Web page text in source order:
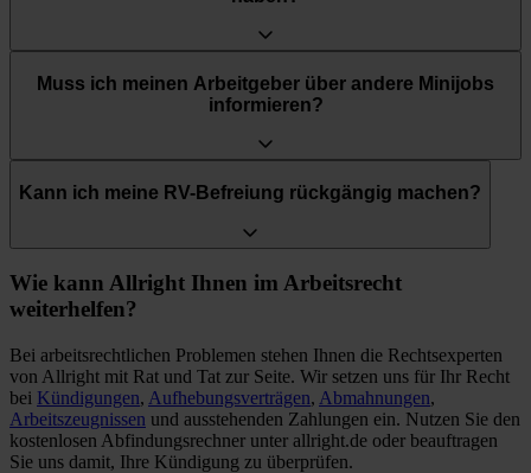
Muss ich meinen Arbeitgeber über andere Minijobs
informieren?
Kann ich meine RV-Befreiung rückgängig machen?
Wie kann Allright Ihnen im Arbeitsrecht
weiterhelfen?
Bei arbeitsrechtlichen Problemen stehen Ihnen die Rechtsexperten
von Allright mit Rat und Tat zur Seite. Wir setzen uns für Ihr Recht
bei Kündigungen, Aufhebungsverträgen, Abmahnungen,
Arbeitszeugnissen und ausstehenden Zahlungen ein. Nutzen Sie den
kostenlosen Abfindungsrechner unter allright.de oder beauftragen
Sie uns damit, Ihre Kündigung zu überprüfen.